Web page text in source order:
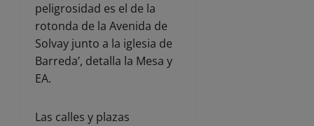
peligrosidad es el de la
rotonda de la Avenida de
Solvay junto a la iglesia de
Barreda’, detalla la Mesa y
EA.
Las calles y plazas